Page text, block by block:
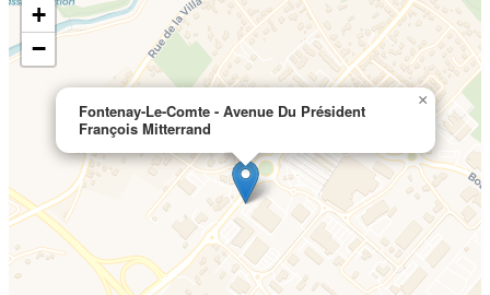
Fontenay-Le-Comte - Avenue Du Président
François Mitterrand
×
+
−